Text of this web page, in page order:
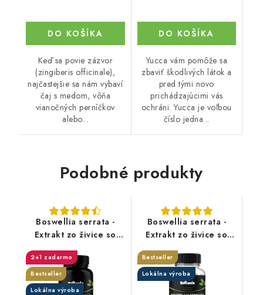
DO KOŠÍKA
Keď sa povie zázvor
(zingiberis officinale),
najčastejšie sa nám vybaví
čaj s medom, vôňa
vianočných perníčkov
alebo...
DO KOŠÍKA
Yucca vám pomôže sa
zbaviť škodlivých látok a
pred tými novo
prichádzajúcimi vás
ochráni. Yucca je voľbou
číslo jedna...
Podobné produkty
Boswellia serrata -
Extrakt zo živice so
boswelovej
(Boswellin®️ HBD
Sabinsa) v kapsuliach
2+1 zadarmo
Bestseller
Lokálna výroba
Boswellia serrata -
Extrakt zo živice so
boswelovej v
kapsuliach
Bestseller
Lokálna výroba